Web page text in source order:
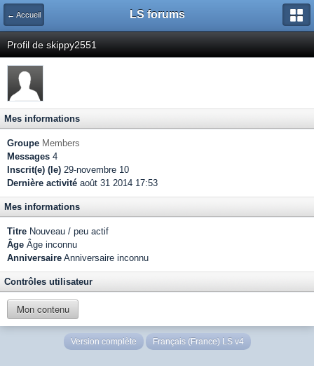
← Accueil LS forums
Profil de skippy2551
Mes informations
Groupe Members
Messages 4
Inscrit(e) (le) 29-novembre 10
Dernière activité août 31 2014 17:53
Mes informations
Titre Nouveau / peu actif
Âge Âge inconnu
Anniversaire Anniversaire inconnu
Contrôles utilisateur
Mon contenu
Version complète Français (France) LS v4